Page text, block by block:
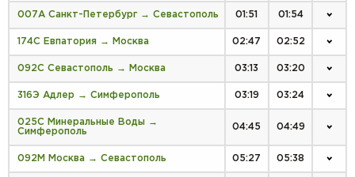
007А Санкт-Петербург → Севастополь 01:51 01:54
174С Евпатория → Москва 02:47 02:52
092С Севастополь → Москва 03:13 03:20
316Э Адлер → Симферополь 03:19 03:24
025С Минеральные Воды →
Симферополь
04:45 04:49
092М Москва → Севастополь 05:27 05:38